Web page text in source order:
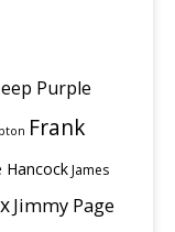
Purple
Frank
HancockJames
Jimmy Page